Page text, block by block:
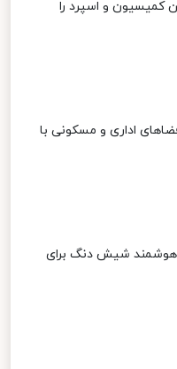
کمیسیون و اسپرد را
اداری و مسکونی با
هوشمند شیش دنگ برای